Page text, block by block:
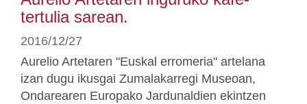
tertulia sarean.
2016/12/27
Aurelio Artetaren "Euskal erromeria" artelana
izan dugu ikusgai Zumalakarregi Museoan,
Ondarearen Europako Jardunaldien ekintzen